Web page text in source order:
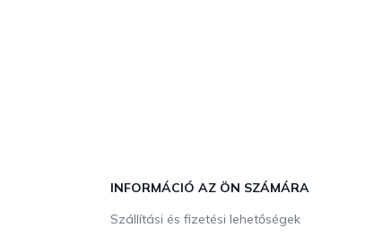
INFORMÁCIÓ AZ ÖN SZÁMÁRA
Szállítási és fizetési lehetőségek